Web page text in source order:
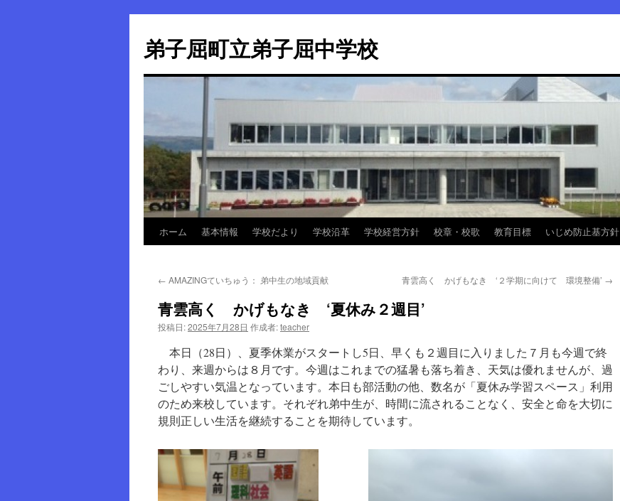
弟子屈町立弟子屈中学校
テ
へ
キ
ッ
ホーム 基本情報 学校だより 学校沿革 学校経営方針 校章・校歌 教育目標 いじめ防止基方針
← AMAZINGていちゅう： 弟中生の地域貢献 青雲高く かげもなき ‘２学期に向けて 環境整備’ →
青雲高く かげもなき ‘夏休み２週目’
投稿日:2025年7月28日 作成者:teacher
本日（28日）、夏季休業がスタートし5日、早くも２週目に入りました７月も今週で終
わり、来週からは８月です。今週はこれまでの猛暑も落ち着き、天気は優れませんが、過
ごしやすい気温となっています。本日も部活動の他、数名が「夏休み学習スペース」利用
のため来校しています。それぞれ弟中生が、時間に流されることなく、安全と命を大切に
規則正しい生活を継続することを期待しています。